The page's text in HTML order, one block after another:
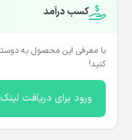
کسب درآمد
کنید!
ورود برای دریافت لینک